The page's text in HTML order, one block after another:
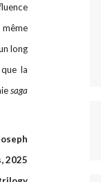
long
la
saga
2025